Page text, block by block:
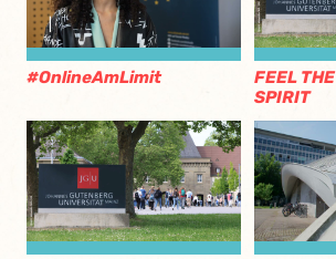
#OnlineAmLimit
FEEL
SPIRIT